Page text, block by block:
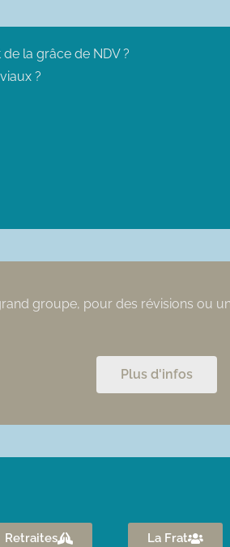
la grâce de NDV ?
?
groupe, pour des révisions ou
Plus d'infos
Retraites La Frat